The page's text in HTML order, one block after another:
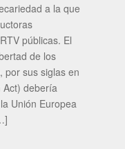
a la que
públicas. El
de los
por sus siglas en
Act) debería
Unión Europea